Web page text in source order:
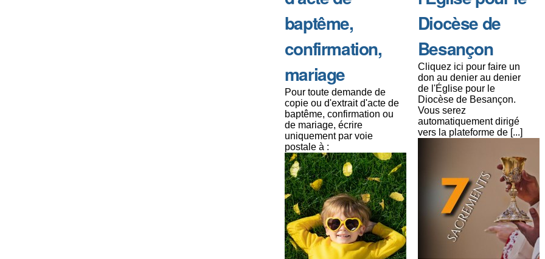
baptême,
confirmation,
mariage
Pour toute demande de
copie ou d'extrait d'acte de
baptême, confirmation ou
de mariage, écrire
uniquement par voie
postale à :
Diocèse de
Besançon
Cliquez ici pour faire un
don au denier au denier
de l'Église pour le
Diocèse de Besançon.
Vous serez
automatiquement dirigé
vers la plateforme de [...]